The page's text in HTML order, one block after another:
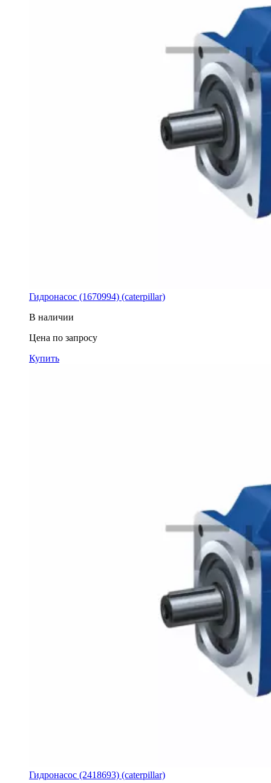
Гидронасос (1670994) (caterpillar)
В наличии
Цена по запросу
Купить
Гидронасос (2418693) (caterpillar)